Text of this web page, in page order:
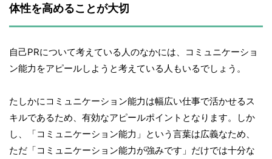
体性を高めることが大切
自己PRについて考えている人のなかには、コミュニケーショ
ン能力をアピールしようと考えている人もいるでしょう。
たしかにコミュニケーション能力は幅広い仕事で活かせるス
キルであるため、有効なアピールポイントとなります。しか
し、「コミュニケーション能力」という言葉は広義なため、
ただ「コミュニケーション能力が強みです」だけでは十分な